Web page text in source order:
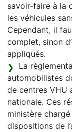
savoir-faire à la
les véhicules
Cependant, il
complet, sinon
appliqués.
La
automobilistes
de centres VHU
nationale. Ces
ministère
dispositions de